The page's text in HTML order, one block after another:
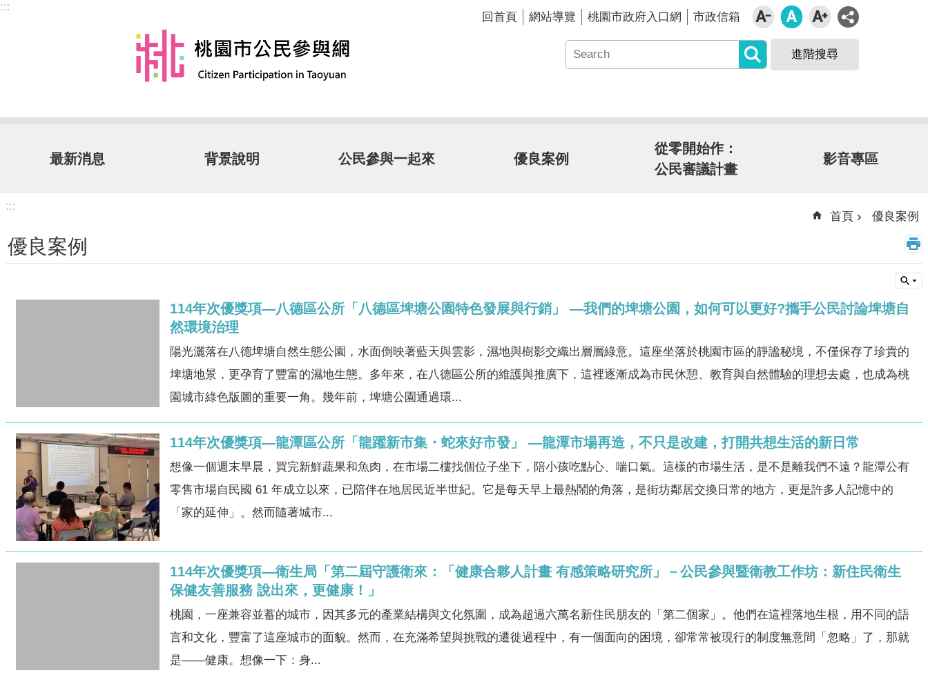
跳到主要內容區塊
:::
回首頁 網站導覽 桃園市政府入口網 市政信箱
進階搜尋
最新消息 背景說明 公民參與一起來 優良案例
從零開始作：
公民審議計畫
影音專區
:::
首頁 優良案例
優良案例
114年次優獎項—八德區公所「八德區埤塘公園特色發展與行銷」 —我們的埤塘公園，如何可以更好?攜手公民討論埤塘自
然環境治理
陽光灑落在八德埤塘自然生態公園，水面倒映著藍天與雲影，濕地與樹影交織出層層綠意。這座坐落於桃園市區的靜謐秘境，不僅保存了珍貴的
埤塘地景，更孕育了豐富的濕地生態。多年來，在八德區公所的維護與推廣下，這裡逐漸成為市民休憩、教育與自然體驗的理想去處，也成為桃
園城市綠色版圖的重要一角。幾年前，埤塘公園通過環...
114年次優獎項—龍潭區公所「龍躍新市集・蛇來好市發」 —龍潭市場再造，不只是改建，打開共想生活的新日常
想像一個週末早晨，買完新鮮蔬果和魚肉，在市場二樓找個位子坐下，陪小孩吃點心、喘口氣。這樣的市場生活，是不是離我們不遠？龍潭公有
零售市場自民國 61 年成立以來，已陪伴在地居民近半世紀。它是每天早上最熱鬧的角落，是街坊鄰居交換日常的地方，更是許多人記憶中的
「家的延伸」。然而隨著城市...
114年次優獎項—衛生局「第二屆守護衛來：「健康合夥人計畫 有感策略研究所」－公民參與暨衛教工作坊：新住民衛生
保健友善服務 說出來，更健康！」
桃園，一座兼容並蓄的城市，因其多元的產業結構與文化氛圍，成為超過六萬名新住民朋友的「第二個家」。他們在這裡落地生根，用不同的語
言和文化，豐富了這座城市的面貌。然而，在充滿希望與挑戰的遷徙過程中，有一個面向的困境，卻常常被現行的制度無意間「忽略」了，那就
是——健康。想像一下：身...